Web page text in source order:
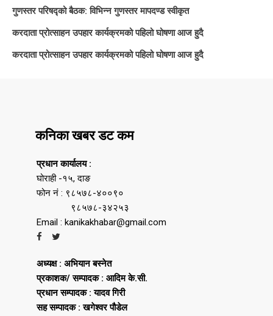
गुणस्तर परिषद्को बैठक: विभिन्न गुणस्तर मापदण्ड स्वीकृत
करदाता प्रोत्साहन उपहार कार्यक्रमको पहिलो घोषणा आज हुदै
करदाता प्रोत्साहन उपहार कार्यक्रमको पहिलो घोषणा आज हुदै
कनिका खबर डट कम
प्रधान कार्यालय :
घोराही -१५, दाङ
फोन नं : ९८५७८-४००९०
९८५७८-३४२५३
Email : kanikakhabar@gmail.com
अध्यक्ष : अभियान बस्नेत
प्रकाशक/ सम्पादक : आदिम के.सी.
प्रधान सम्पादक : यादव गिरी
सह सम्पादक : खगेश्वर पौडेल